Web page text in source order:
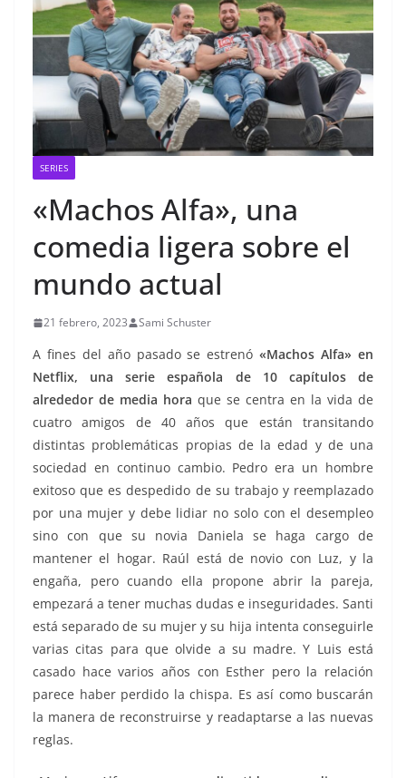
SERIES
«Machos Alfa», una
comedia ligera sobre el
mundo actual
21 febrero, 2023 Sami Schuster
A fines del año pasado se estrenó«Machos Alfa» en
Netflix, una serie española de 10 capítulos de
alrededor de media hora que se centra en la vida de
cuatro amigos de 40 años que están transitando
distintas problemáticas propias de la edad y de una
sociedad en continuo cambio. Pedro era un hombre
exitoso que es despedido de su trabajo y reemplazado
por una mujer y debe lidiar no solo con el desempleo
sino con que su novia Daniela se haga cargo de
mantener el hogar. Raúl está de novio con Luz, y la
engaña, pero cuando ella propone abrir la pareja,
empezará a tener muchas dudas e inseguridades. Santi
está separado de su mujer y su hija intenta conseguirle
varias citas para que olvide a su madre. Y Luis está
casado hace varios años con Esther pero la relación
parece haber perdido la chispa. Es así como buscarán
la manera de reconstruirse y readaptarse a las nuevas
reglas.